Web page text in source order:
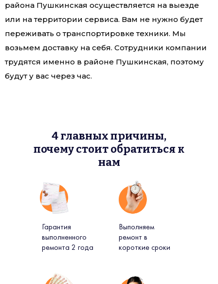
района Пушкинская осуществляется на выезде
или на территории сервиса. Вам не нужно будет
переживать о транспортировке техники. Мы
возьмем доставку на себя. Сотрудники компании
трудятся именно в районе Пушкинская, поэтому
будут у вас через час.
4 главных причины,
почему стоит обратиться к
нам
Гарантия
выполненного
ремонта 2 года
Выполняем
ремонт в
короткие сроки